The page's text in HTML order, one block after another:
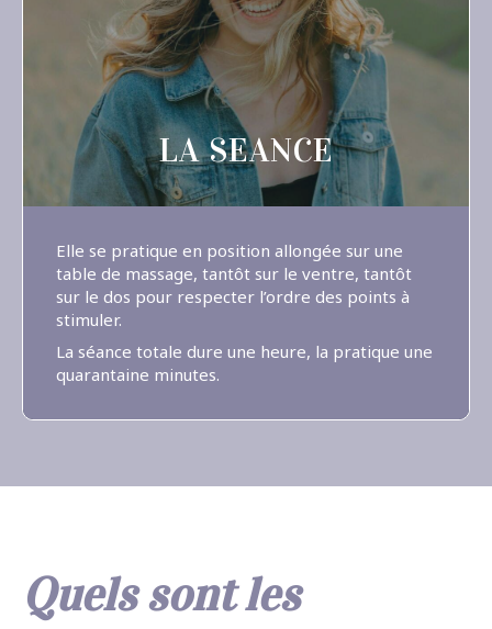
LA SEANCE
Elle se pratique en position allongée sur une
table de massage, tantôt sur le ventre, tantôt
sur le dos pour respecter l’ordre des points à
stimuler.
La séance totale dure une heure, la pratique une
quarantaine minutes.
Quels sont les